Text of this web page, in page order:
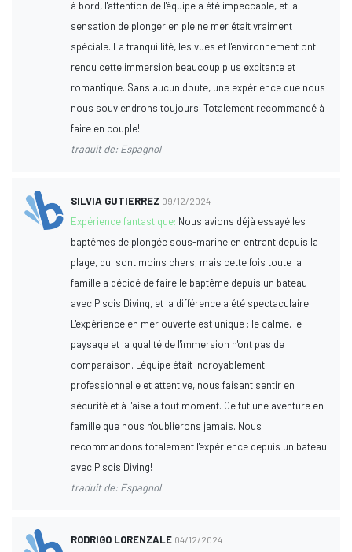
à bord, l'attention de l'équipe a été impeccable, et la
sensation de plonger en pleine mer était vraiment
spéciale. La tranquillité, les vues et l'environnement ont
rendu cette immersion beaucoup plus excitante et
romantique. Sans aucun doute, une expérience que nous
nous souviendrons toujours. Totalement recommandé à
faire en couple!
traduit de: Espagnol
SILVIA GUTIERREZ 09/12/2024
Expérience fantastique: Nous avions déjà essayé les
baptêmes de plongée sous-marine en entrant depuis la
plage, qui sont moins chers, mais cette fois toute la
famille a décidé de faire le baptême depuis un bateau
avec Piscis Diving, et la différence a été spectaculaire.
L'expérience en mer ouverte est unique : le calme, le
paysage et la qualité de l'immersion n'ont pas de
comparaison. L'équipe était incroyablement
professionnelle et attentive, nous faisant sentir en
sécurité et à l'aise à tout moment. Ce fut une aventure en
famille que nous n'oublierons jamais. Nous
recommandons totalement l'expérience depuis un bateau
avec Piscis Diving!
traduit de: Espagnol
RODRIGO LORENZALE 04/12/2024